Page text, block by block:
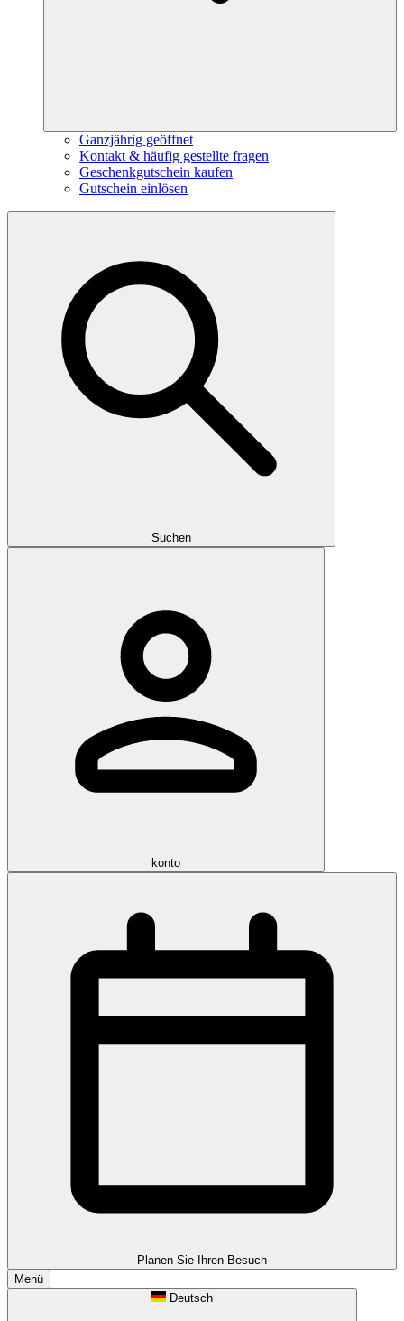
Ganzjährig geöffnet
Kontakt & häufig gestellte fragen
Geschenkgutschein kaufen
Gutschein einlösen
Suchen
konto
Planen Sie Ihren Besuch
Menü
Deutsch